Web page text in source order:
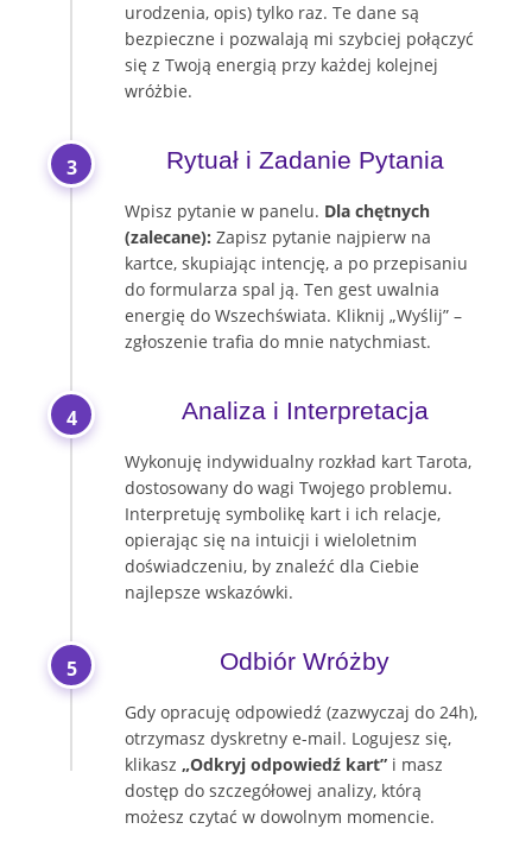
urodzenia, opis) tylko raz. Te dane są
bezpieczne i pozwalają mi szybciej połączyć
się z Twoją energią przy każdej kolejnej
wróżbie.
3 Rytuał i Zadanie Pytania
Wpisz pytanie w panelu. Dla chętnych
(zalecane): Zapisz pytanie najpierw na
kartce, skupiając intencję, a po przepisaniu
do formularza spal ją. Ten gest uwalnia
energię do Wszechświata. Kliknij „Wyślij” –
zgłoszenie trafia do mnie natychmiast.
4 Analiza i Interpretacja
Wykonuję indywidualny rozkład kart Tarota,
dostosowany do wagi Twojego problemu.
Interpretuję symbolikę kart i ich relacje,
opierając się na intuicji i wieloletnim
doświadczeniu, by znaleźć dla Ciebie
najlepsze wskazówki.
5 Odbiór Wróżby
Gdy opracuję odpowiedź (zazwyczaj do 24h),
otrzymasz dyskretny e-mail. Logujesz się,
klikasz „Odkryj odpowiedź kart” i masz
dostęp do szczegółowej analizy, którą
możesz czytać w dowolnym momencie.